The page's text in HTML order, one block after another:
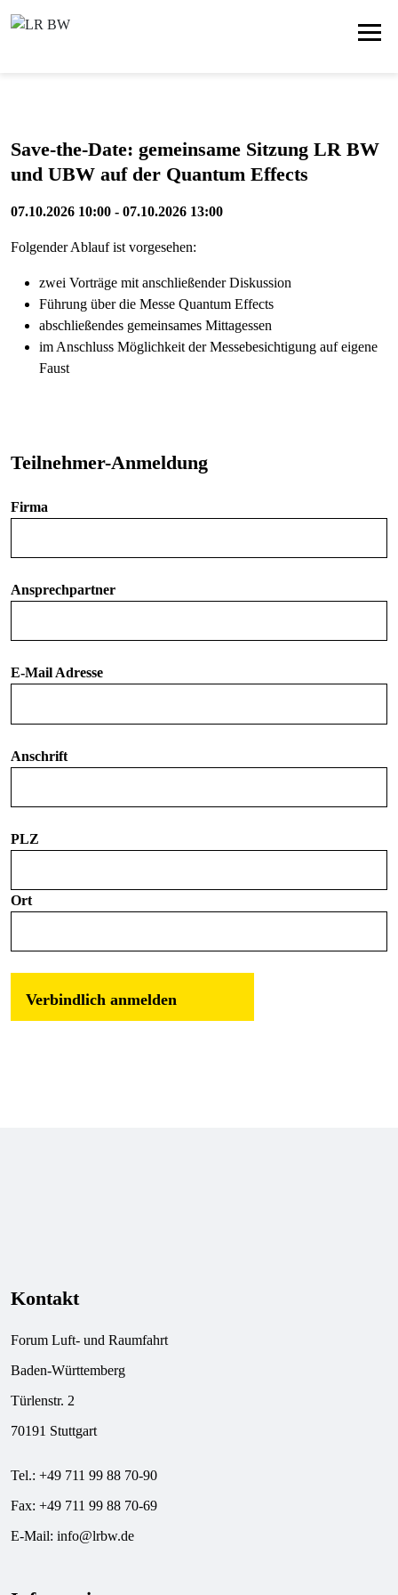
Save-the-Date: gemeinsame Sitzung LR BW
und UBW auf der Quantum Effects
07.10.2026 10:00 - 07.10.2026 13:00
Folgender Ablauf ist vorgesehen:
zwei Vorträge mit anschließender Diskussion
Führung über die Messe Quantum Effects
abschließendes gemeinsames Mittagessen
im Anschluss Möglichkeit der Messebesichtigung auf eigene
Faust
Teilnehmer-Anmeldung
Firma
Ansprechpartner
E-Mail Adresse
Anschrift
PLZ
Ort
Verbindlich anmelden
Kontakt
Forum Luft- und Raumfahrt
Baden-Württemberg
Türlenstr. 2
70191 Stuttgart
Tel.: +49 711 99 88 70-90
Fax: +49 711 99 88 70-69
E-Mail: info@lrbw.de